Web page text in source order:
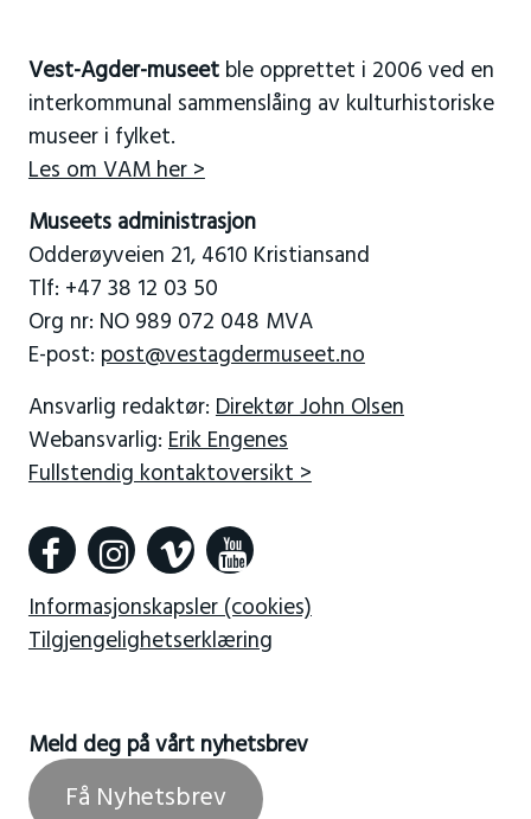
Vest-Agder-museetble opprettet i 2006 ved en
interkommunal sammenslåing av kulturhistoriske
museer i fylket.
Les om VAM her >
Museets administrasjon
Odderøyveien 21, 4610 Kristiansand
Tlf: +47 38 12 03 50
Org nr: NO 989 072 048 MVA
E-post: post@vestagdermuseet.no
Ansvarlig redaktør: Direktør John Olsen
Webansvarlig: Erik Engenes
Fullstendig kontaktoversikt >
Informasjonskapsler (cookies)
Tilgjengelighetserklæring
Meld deg på vårt nyhetsbrev
Få Nyhetsbrev